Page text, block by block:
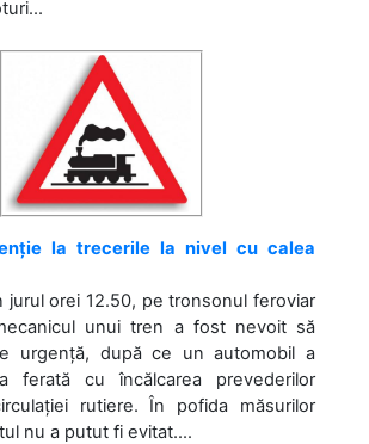
la trecerile la nivel cu calea
jurul orei 12.50, pe tronsonul feroviar
unui tren a fost nevoit să
urgență, după ce un automobil a
ferată cu încălcarea prevederilor
rutiere. În pofida măsurilor
nu a putut fi evitat....